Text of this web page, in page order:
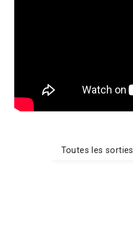
Toutes les sorties